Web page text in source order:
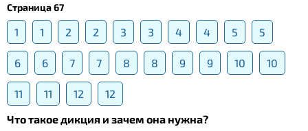
Страница 67
1 1 2 2 3 3 4 4 5 5
6 6 7 7 8 8 9 9 10 10
11 11 12
12
Что такое дикция и зачем она нужна?